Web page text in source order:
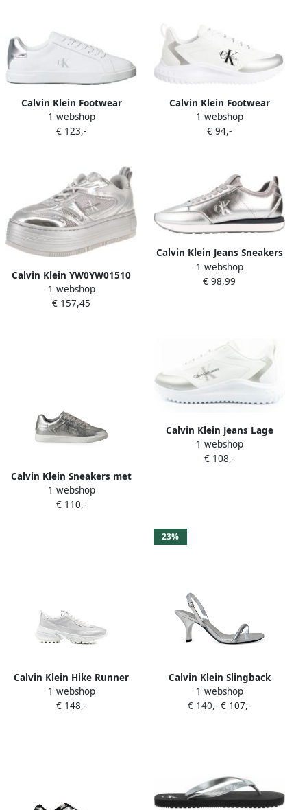
Calvin Klein Footwear
Hw0hw02846 Schoenen Wit
Vrouw
1 webshop
€ 123,-
Calvin Klein Footwear
Yw0yw02080 Schoenen Wit
Vrouw
1 webshop
€ 94,-
Calvin Klein YW0YW01510
Bold Platf Low Mix
Damesschoenen Sneaker
1 webshop
€ 157,45
Calvin Klein Jeans Sneakers
Retro Runner Metallic
1 webshop
€ 98,99
Calvin Klein Sneakers met
logoprint Zilver
1 webshop
€ 110,-
Calvin Klein Jeans Lage
Sneakers YW0YW0144201V
1 webshop
€ 108,-
Calvin Klein Hike Runner
sneakers Zilver
1 webshop
€ 148,-
23%
Calvin Klein Slingback
sandalen met bandje Zilver
1 webshop
€ 140,- € 107,-